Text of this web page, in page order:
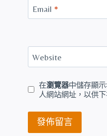
Email *
Website
在瀏覽器中儲存顯
人網站網址，以供